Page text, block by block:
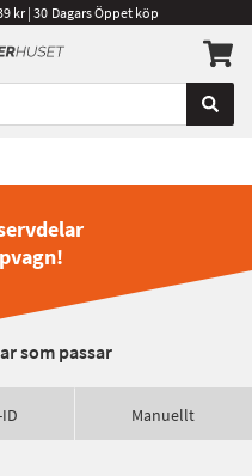
kr | 30 Dagars Öppet köp
som passar
Manuellt